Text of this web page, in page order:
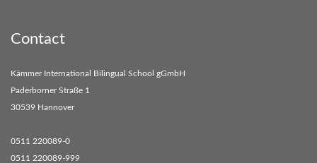
Contact
Kämmer International Bilingual School gGmbH
Paderborner Straße 1
30539 Hannover
0511 220089-0
0511 220089-999